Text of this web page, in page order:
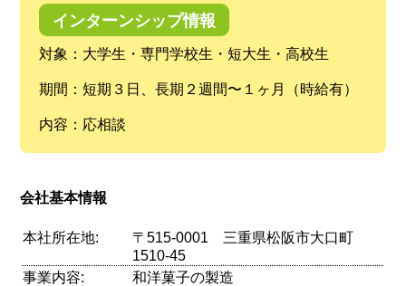
インターンシップ情報
対象：大学生・専門学校生・短大生・高校生
期間：短期３日、長期２週間〜１ヶ月（時給有）
内容：応相談
会社基本情報
本社所在地:
〒515-0001 三重県松阪市大口町
1510-45
事業内容:
和洋菓子の製造